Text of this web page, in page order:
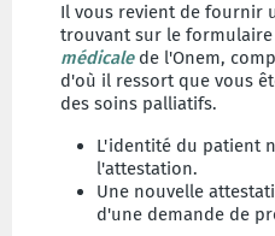
Il vous revient de fournir
trouvant sur le formulaire
médicalede l'Onem,
d'où il ressort que vous
des soins palliatifs.
L'identité du patient
l'attestation.
Une nouvelle
d'une demande de